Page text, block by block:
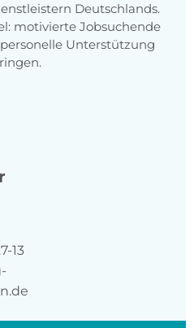
Deutschlands.
motivierte Jobsuchende
Unterstützung
13